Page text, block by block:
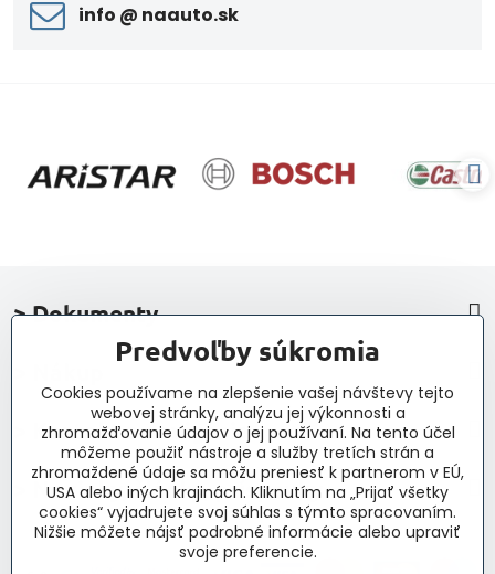
info ​@ naauto​.sk
> Dokumenty
> Kontakt a navigácia
> Novinky, články, príspevky
Predvoľby súkromia
Cookies používame na zlepšenie vašej návštevy tejto
webovej stránky, analýzu jej výkonnosti a
zhromažďovanie údajov o jej používaní. Na tento účel
môžeme použiť nástroje a služby tretích strán a
zhromaždené údaje sa môžu preniesť k partnerom v EÚ,
USA alebo iných krajinách. Kliknutím na „Prijať všetky
cookies“ vyjadrujete svoj súhlas s týmto spracovaním.
Nižšie môžete nájsť podrobné informácie alebo upraviť
svoje preferencie.